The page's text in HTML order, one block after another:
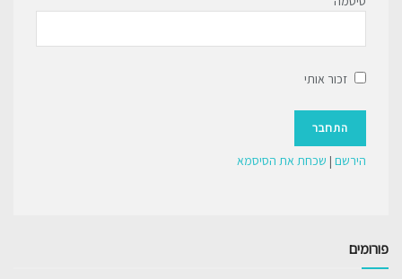
זכור אותי
הירשם | שכחת את הסיסמא
פורומים